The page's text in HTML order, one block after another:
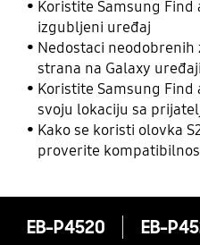
Koristite Samsung
izgubljeni uređaj
Nedostaci
strana na Galaxy
Koristite Samsung
svoju lokaciju sa
i drugim kontaktima
Kako se koristi olovka
proverite
EB-P4520 EB-